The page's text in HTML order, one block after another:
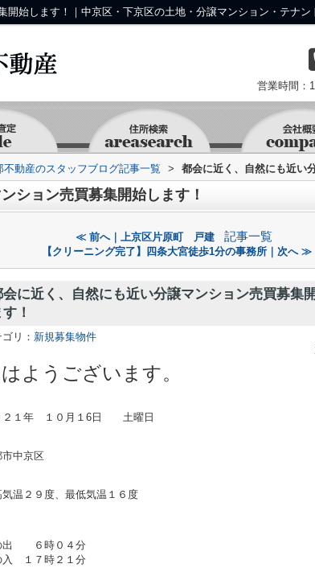
開始します！｜中京区・下京区の土地・分譲マンション・テナ
営業時間：
動産のスタッフブログ記事一覧 > 都会に近く、自然にも近い
ション売買募集開始します！
≪ 前へ｜上京区片原町 戸建 記事一覧
【クリーニング完了】四条大宮徒歩1分の事務所｜次へ ≫
会に近く、自然にも近い分譲マンション売買募集
す！
リ： 新規募集物件
ようございます。
２１年 １０月１6日 土曜日
市中京区
気温２９度、最低気温１６度
出 ６時０４分
入 １７時２１分